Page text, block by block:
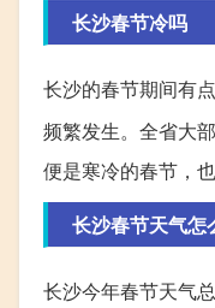
长沙春节冷吗
长沙的春节期间有
频繁发生。全省大
便是寒冷的春节，
长沙春节天气怎
长沙今年春节天气